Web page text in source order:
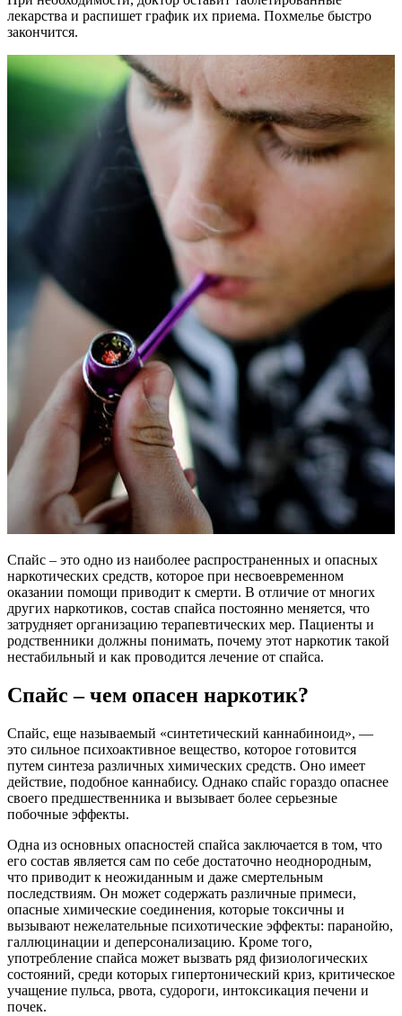
лекарства и распишет график их приема. Похмелье быстро
закончится.
Спайс – это одно из наиболее распространенных и опасных
наркотических средств, которое при несвоевременном
оказании помощи приводит к смерти. В отличие от многих
других наркотиков, состав спайса постоянно меняется, что
затрудняет организацию терапевтических мер. Пациенты и
родственники должны понимать, почему этот наркотик такой
нестабильный и как проводится лечение от спайса.
Спайс – чем опасен наркотик?
Спайс, еще называемый «синтетический каннабиноид», —
это сильное психоактивное вещество, которое готовится
путем синтеза различных химических средств. Оно имеет
действие, подобное каннабису. Однако спайс гораздо опаснее
своего предшественника и вызывает более серьезные
побочные эффекты.
Одна из основных опасностей спайса заключается в том, что
его состав является сам по себе достаточно неоднородным,
что приводит к неожиданным и даже смертельным
последствиям. Он может содержать различные примеси,
опасные химические соединения, которые токсичны и
вызывают нежелательные психотические эффекты: паранойю,
галлюцинации и деперсонализацию. Кроме того,
употребление спайса может вызвать ряд физиологических
состояний, среди которых гипертонический криз, критическое
учащение пульса, рвота, судороги, интоксикация печени и
почек.